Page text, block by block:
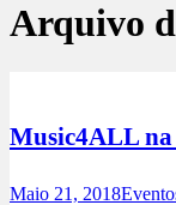
Arquivo
Music4ALL na
Maio 21, 2018